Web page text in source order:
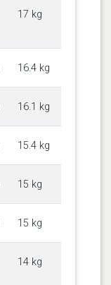
17 kg
16.4 kg
16.1 kg
15.4 kg
15 kg
15 kg
14 kg